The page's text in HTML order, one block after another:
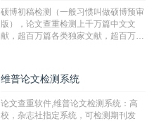
硕博初稿检测（一般习惯叫做硕博预审
版），论文查重检测上千万篇中文文
献，超百万篇各类独家文献，超百万港
校用来检测硕博论文的系统，检测范围
广，数据来源真实，检测算法合理!本
字符数30万）
维普论文检测系统
论文查重软件,维普论文检测系统：高
校，杂志社指定系统，可检测期刊发